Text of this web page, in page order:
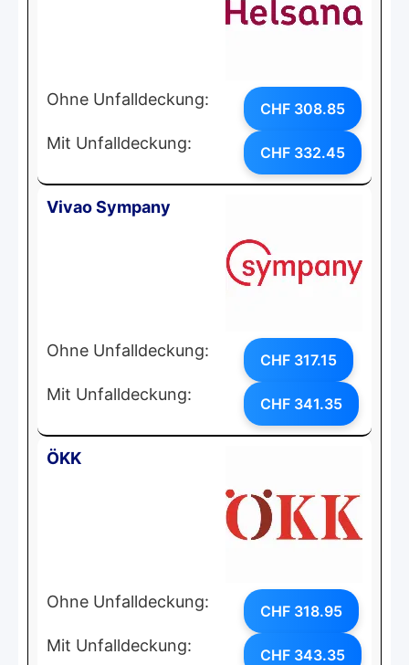
Ohne Unfalldeckung: CHF 308.85
Mit Unfalldeckung: CHF 332.45
Vivao Sympany
Ohne Unfalldeckung: CHF 317.15
Mit Unfalldeckung: CHF 341.35
ÖKK
Ohne Unfalldeckung: CHF 318.95
Mit Unfalldeckung: CHF 343.35